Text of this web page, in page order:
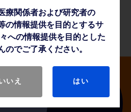
療関係者および研究者の
の情報提供を目的とするサ
への情報提供を目的とした
のでご了承ください。
いえ はい